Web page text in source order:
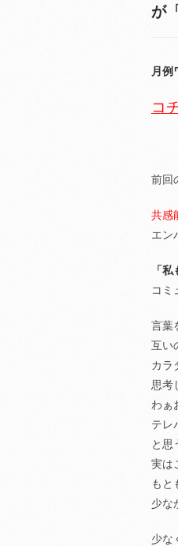
が
月例
コ
前回
共感
エン
「
コミ
言葉
互い
カラ
思考
わぁ
テレ
と思
実は
もと
少な
少な